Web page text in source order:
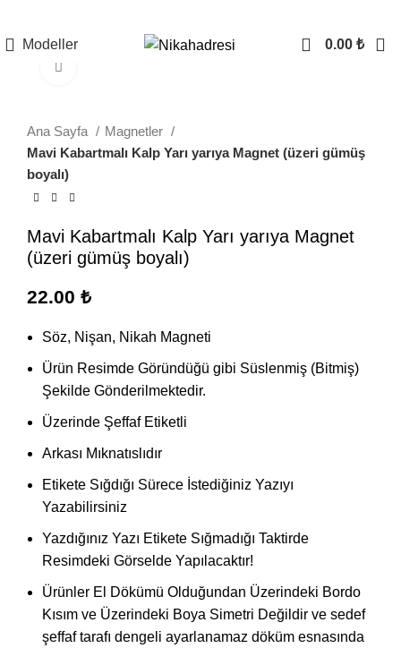
Modeller 0.00 ₺
Ana Sayfa
Magnetler
Mavi Kabartmalı Kalp Yarı yarıya Magnet (üzeri gümüş
boyalı)
Mavi Kabartmalı Kalp Yarı yarıya Magnet
(üzeri gümüş boyalı)
22.00 ₺
Söz, Nişan, Nikah Magneti
Ürün Resimde Göründüğü gibi Süslenmiş (Bitmiş)
Şekilde Gönderilmektedir.
Üzerinde Şeffaf Etiketli
Arkası Mıknatıslıdır
Etikete Sığdığı Sürece İstediğiniz Yazıyı
Yazabilirsiniz
Yazdığınız Yazı Etikete Sığmadığı Taktirde
Resimdeki Görselde Yapılacaktır!
Ürünler El Dökümü Olduğundan Üzerindeki Bordo
Kısım ve Üzerindeki Boya Simetri Değildir ve sedef
şeffaf tarafı dengeli ayarlanamaz döküm esnasında